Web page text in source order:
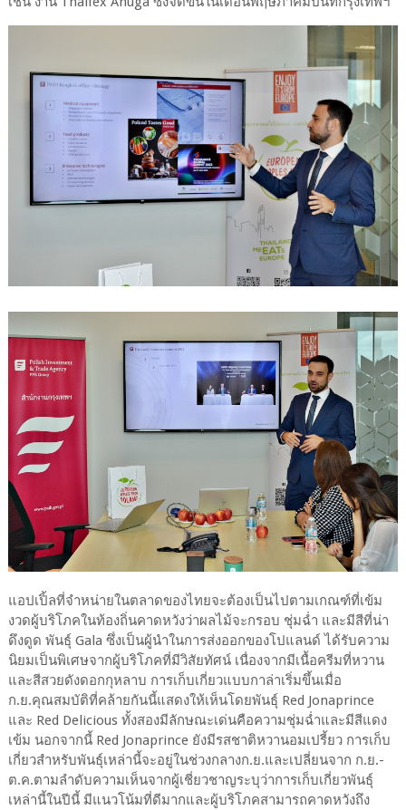
แอปเปิ้ลที่จำหน่ายในตลาดของไทยจะต้องเป็นไปตามเกณฑ์ที่เข้ม
งวดผู้บริโภคในท้องถิ่นคาดหวังว่าผลไม้จะกรอบ ชุ่มฉ่ำ และมีสีที่น่า
ดึงดูด พันธุ์ Gala ซึ่งเป็นผู้นำในการส่งออกของโปแลนด์ ได้รับความ
นิยมเป็นพิเศษจากผู้บริโภคที่มีวิสัยทัศน์ เนื่องจากมีเนื้อครีมที่หวาน
และสีสวยดังดอกกุหลาบ การเก็บเกี่ยวแบบกาล่าเริ่มขึ้นเมื่อ
ก.ย.คุณสมบัติที่คล้ายกันนี้แสดงให้เห็นโดยพันธุ์ Red Jonaprince
และ Red Delicious ทั้งสองมีลักษณะเด่นคือความชุ่มฉ่ำและมีสีแดง
เข้ม นอกจากนี้ Red Jonaprince ยังมีรสชาติหวานอมเปรี้ยว การเก็บ
เกี่ยวสำหรับพันธุ์เหล่านี้จะอยู่ในช่วงกลางก.ย.และเปลี่ยนจาก ก.ย.-
ต.ค.ตามลำดับความเห็นจากผู้เชี่ยวชาญระบุว่าการเก็บเกี่ยวพันธุ์
เหล่านี้ในปีนี้ มีแนวโน้มที่ดีมากและผู้บริโภคสามารถคาดหวังถึง